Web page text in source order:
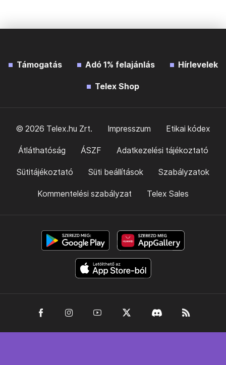
Támogatás Adó 1% felajánlás Hírlevelek
Telex Shop
© 2026 Telex.hu Zrt. Impresszum Etikai kódex
Átláthatóság ÁSZF Adatkezelési tájékoztató
Sütitájékoztató Süti beállítások Szabályzatok
Kommentelési szabályzat Telex Sales